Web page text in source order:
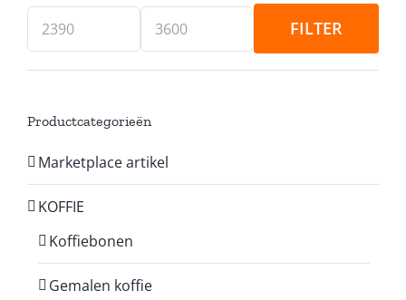
Min.
prijs
Max.
prijs
FILTER
Productcategorieën
Marketplace artikel
KOFFIE
Koffiebonen
Gemalen koffie